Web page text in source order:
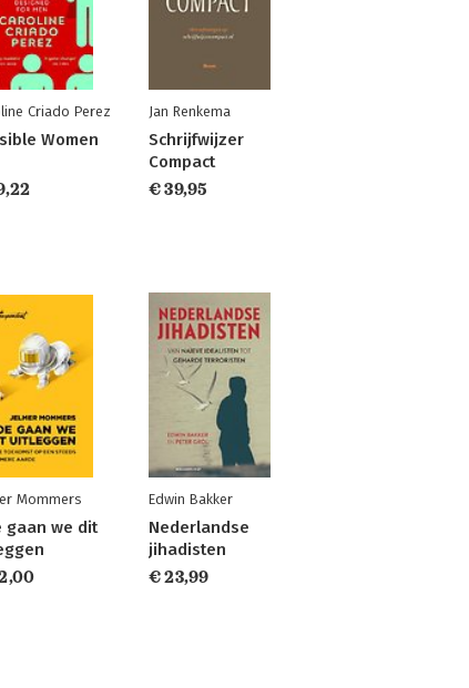
Criado Perez
Women
Jan Renkema
Schrijfwijzer
Compact
€ 39,95
Mommers
gaan we dit
Edwin Bakker
Nederlandse
jihadisten
€ 23,99